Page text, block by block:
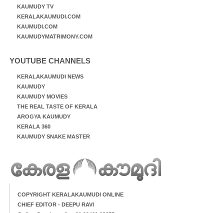
KAUMUDY TV
KERALAKAUMUDI.COM
KAUMUDI.COM
KAUMUDYMATRIMONY.COM
YOUTUBE CHANNELS
KERALAKAUMUDI NEWS
KAUMUDY
KAUMUDY MOVIES
THE REAL TASTE OF KERALA
AROGYA KAUMUDY
KERALA 360
KAUMUDY SNAKE MASTER
COPYRIGHT KERALAKAUMUDI ONLINE
CHIEF EDITOR - DEEPU RAVI